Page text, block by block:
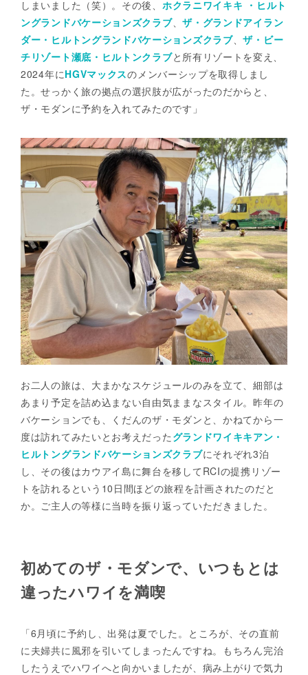
しまいました（笑）。その後、 ホクラニワイキキ ・ヒルト
ングランドバケーションズクラブ、ザ・グランドアイラン
ダー・ヒルトングランドバケーションズクラブ、ザ・ビー
チリゾート瀬底・ヒルトンクラブと所有リゾートを変え、
2024年にHGVマックスのメンバーシップを取得しまし
た。せっかく旅の拠点の選択肢が広がったのだからと、
ザ・モダンに予約を入れてみたのです」
お二人の旅は、大まかなスケジュールのみを立て、細部は
あまり予定を詰め込まない自由気ままなスタイル。昨年の
バケーションでも、くだんのザ・モダンと、かねてから一
度は訪れてみたいとお考えだった グランドワイキキアン・
ヒルトングランドバケーションズクラブにそれぞれ3泊
し、その後はカウアイ島に舞台を移してRCIの提携リゾー
トを訪れるという10日間ほどの旅程を計画されたのだと
か。ご主人の等様に当時を振り返っていただきました。
初めてのザ・モダンで、いつもとは
違ったハワイを満喫
「6月頃に予約し、出発は夏でした。ところが、その直前
に夫婦共に風邪を引いてしまったんですね。もちろん完治
したうえでハワイへと向かいましたが、病み上がりで気力